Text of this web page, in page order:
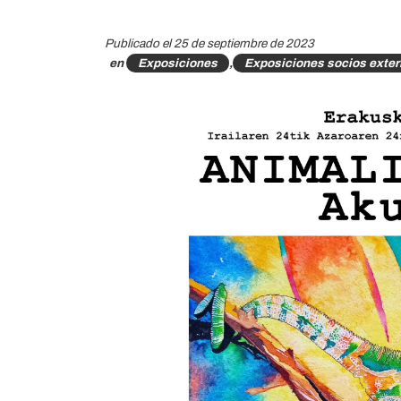
Publicado el 25 de septiembre de 2023
en
Exposiciones , Exposiciones socios